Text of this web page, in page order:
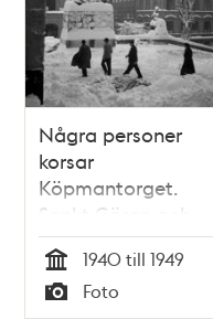
Några personer
korsar
Köpmantorget.
Sankt Göran och
draken är snötäckt
Tid
1940 till 1949
Typ
Foto